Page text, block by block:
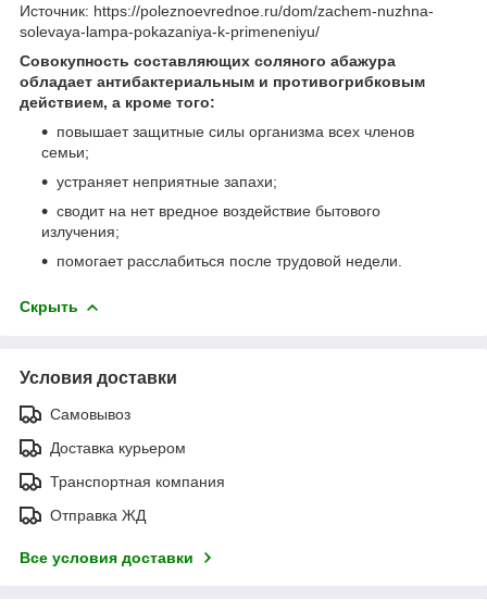
Источник: https://poleznoevrednoe.ru/dom/zachem-nuzhna-
solevaya-lampa-pokazaniya-k-primeneniyu/
Совокупность составляющих соляного абажура
обладает антибактериальным и противогрибковым
действием, а кроме того:
повышает защитные силы организма всех членов
семьи;
устраняет неприятные запахи;
сводит на нет вредное воздействие бытового
излучения;
помогает расслабиться после трудовой недели.
Скрыть
Условия доставки
Самовывоз
Доставка курьером
Транспортная компания
Отправка ЖД
Все условия доставки